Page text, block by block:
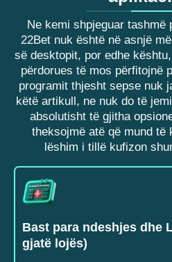
Ne kemi shpjeguar tashmë
22Bet nuk është në asnjë
së desktopit, por edhe
përdorues të mos përfitojnë
programit thjesht sepse nuk
këtë artikull, ne nuk do të
absolutisht të gjitha
theksojmë atë që mund të
lëshim i tillë kufizon
Bast para ndeshjes dhe
gjatë lojës)